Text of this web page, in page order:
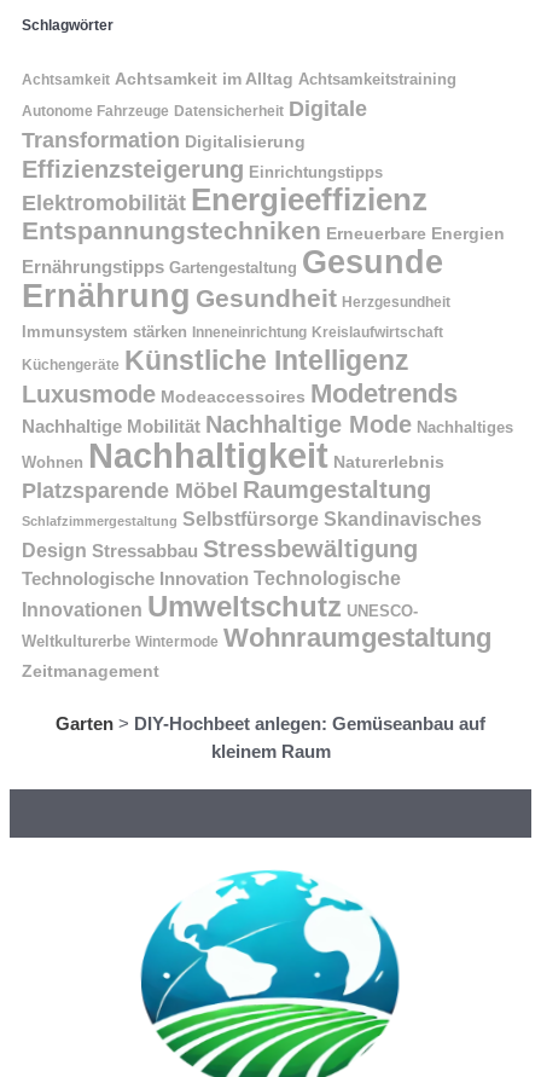
Schlagwörter
Achtsamkeit Achtsamkeit im Alltag Achtsamkeitstraining
Autonome Fahrzeuge Datensicherheit Digitale
Transformation Digitalisierung
Effizienzsteigerung Einrichtungstipps
Elektromobilität Energieeffizienz
Entspannungstechniken Erneuerbare Energien
Ernährungstipps Gartengestaltung Gesunde
Ernährung Gesundheit Herzgesundheit
Immunsystem stärken Inneneinrichtung Kreislaufwirtschaft
Küchengeräte Künstliche Intelligenz
Luxusmode Modeaccessoires Modetrends
Nachhaltige Mobilität Nachhaltige Mode Nachhaltiges
Wohnen Nachhaltigkeit Naturerlebnis
Platzsparende Möbel Raumgestaltung
Schlafzimmergestaltung Selbstfürsorge Skandinavisches
Design Stressabbau Stressbewältigung
Technologische Innovation Technologische
Innovationen Umweltschutz UNESCO-
Weltkulturerbe Wintermode Wohnraumgestaltung
Zeitmanagement
Garten > DIY-Hochbeet anlegen: Gemüseanbau auf
kleinem Raum